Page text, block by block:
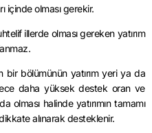
içinde olması gerekir.
illerde olması gereken yatırım
bir bölümünün yatırım yeri ya da
daha yüksek destek oran ve
halinde yatırımın tamamı
alınarak desteklenir.